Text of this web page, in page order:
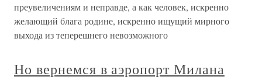
преувеличениям и неправде, а как человек, искренно
желающий блага родине, искренно ищущий мирного
выхода из теперешнего невозможного
Но вернемся в аэропорт Милана